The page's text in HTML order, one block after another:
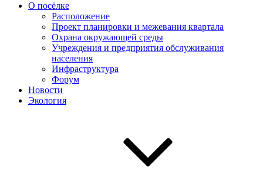
О посёлке
Расположение
Проект планировки и межевания квартала
Охрана окружающей среды
Учреждения и предприятия обслуживания
населения
Инфраструктура
Форум
Новости
Экология